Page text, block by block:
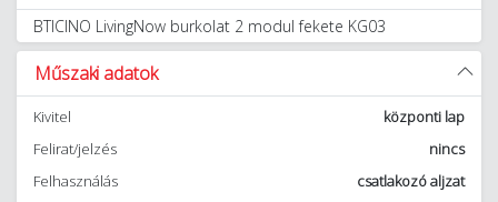
BTICINO LivingNow burkolat 2 modul fekete KG03
Műszaki adatok
Kivitel
központi lap
Felirat/jelzés
nincs
Felhasználás
csatlakozó aljzat